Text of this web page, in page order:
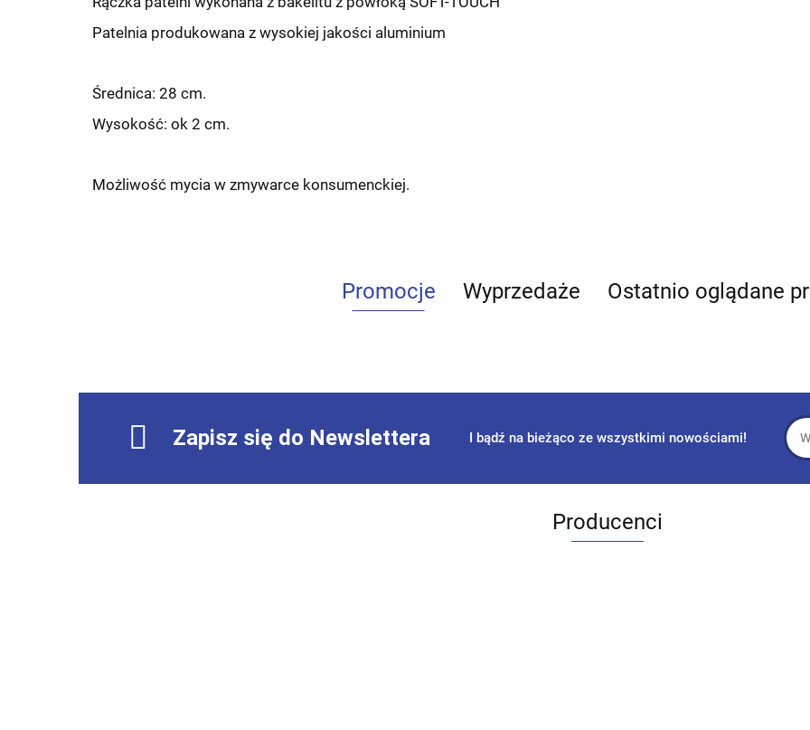
Patelnia produkowana z wysokiej jakości aluminium
Średnica: 28 cm.
Wysokość: ok 2 cm.
Możliwość mycia w zmywarce konsumenckiej.
Promocje Wyprzedaże Ostatnio oglądane
Zapisz się do Newslettera I bądź na bieżąco ze wszystkimi nowościami!
Producenci